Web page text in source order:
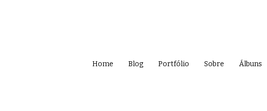
Home Blog Portfólio Sobre Álbuns